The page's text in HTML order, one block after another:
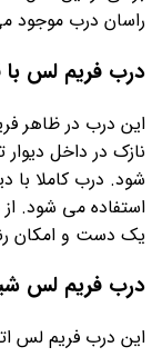
راسان درب موجود
درب فریم لس
این درب در ظاهر
نازک در داخل
شود. درب کاملا
استفاده می شود.
یک دست و امکان
درب فریم لس
این درب فریم لس